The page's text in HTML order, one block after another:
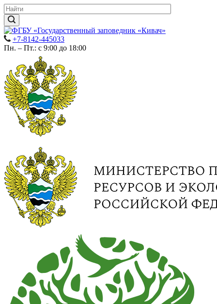
+7-8142-445033
Пн. – Пт.: с 9:00 до 18:00